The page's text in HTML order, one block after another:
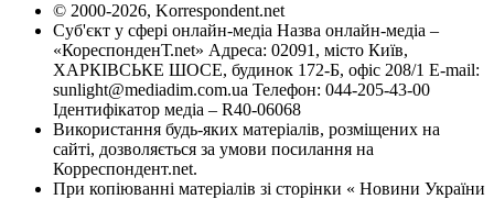
© 2000-2026, Korrespondent.net
Суб'єкт у сфері онлайн-медіа Назва онлайн-медіа –
«КореспонденТ.net» Адреса: 02091, місто Київ,
ХАРКІВСЬКЕ ШОСЕ, будинок 172-Б, офіс 208/1 E-mail:
sunlight@mediadim.com.ua Телефон: 044-205-43-00
Ідентифікатор медіа – R40-06068
Використання будь-яких матеріалів, розміщених на
сайті, дозволяється за умови посилання на
Корреспондент.net.
При копіюванні матеріалів зі сторінки « Новини України